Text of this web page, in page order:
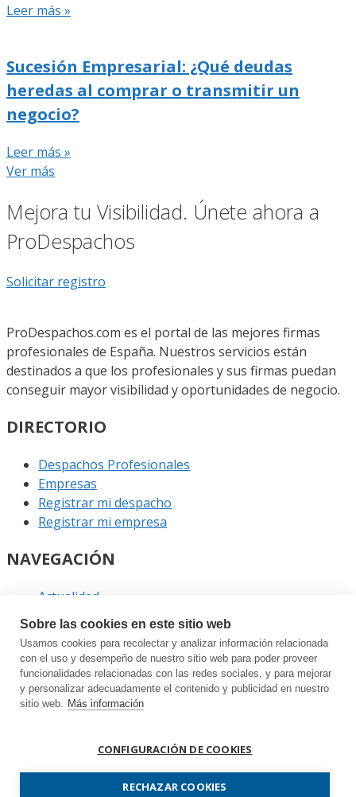
Leer más »
Sucesión Empresarial: ¿Qué deudas
heredas al comprar o transmitir un
negocio?
Leer más »
Ver más
Mejora tu Visibilidad. Únete ahora a
ProDespachos
Solicitar registro
ProDespachos.com es el portal de las mejores firmas
profesionales de España. Nuestros servicios están
destinados a que los profesionales y sus firmas puedan
conseguir mayor visibilidad y oportunidades de negocio.
DIRECTORIO
Despachos Profesionales
Empresas
Registrar mi despacho
Registrar mi empresa
NAVEGACIÓN
Actualidad
Podcast
Entrevistas
Eventos
ENLACES
Política de privacidad
Sobre las cookies en este sitio web
Usamos cookies para recolectar y analizar información relacionada
con el uso y desempeño de nuestro sitio web para poder proveer
funcionalidades relacionadas con las redes sociales, y para mejorar
y personalizar adecuadamente el contenido y publicidad en nuestro
sitio web. Más información
CONFIGURACIÓN DE COOKIES
RECHAZAR COOKIES